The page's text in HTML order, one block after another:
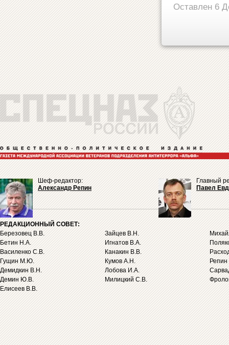
Оставлен 6
Шеф-редактор:
Александр Репин
Главный
Павел
РЕДАКЦИОННЫЙ СОВЕТ:
Березовец В.В.
Бетин Н.А.
Василенко С.В.
Гущин М.Ю.
Демидкин В.Н.
Демин Ю.В.
Елисеев В.В.
Зайцев В.Н.
Игнатов В.А.
Канакин В.В.
Кумов А.Н.
Лобова И.А.
Милицкий С.В.
Репин